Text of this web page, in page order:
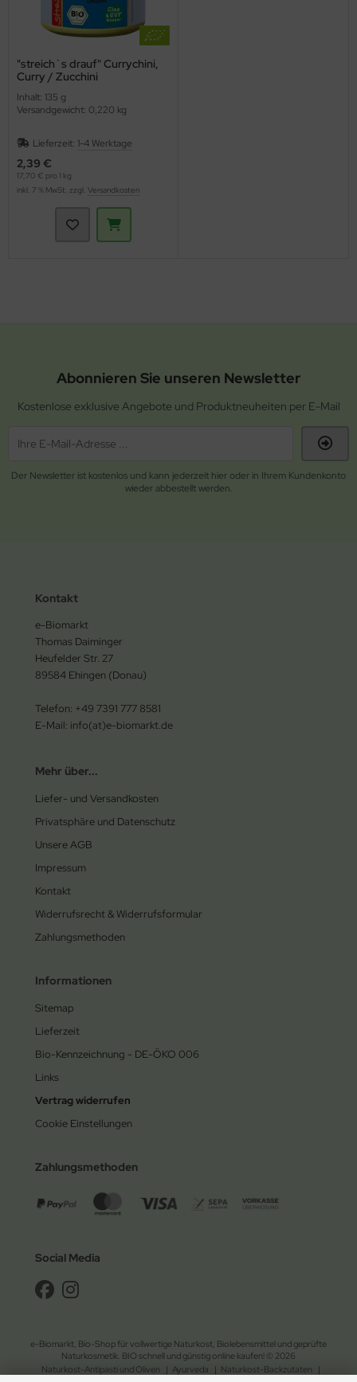
"streich`s drauf" Currychini,
Curry / Zucchini
Inhalt: 135 g
Versandgewicht: 0,220 kg
Lieferzeit: 1-4 Werktage
2,39 €
17,70 € pro 1 kg
inkl. 7 % MwSt. zzgl. Versandkosten
Abonnieren Sie unseren Newsletter
Kostenlose exklusive Angebote und Produktneuheiten per E-Mail
Der Newsletter ist kostenlos und kann jederzeit hier oder in Ihrem Kundenkonto
wieder abbestellt werden.
Kontakt
e-Biomarkt
Thomas Daiminger
Heufelder Str. 27
89584 Ehingen (Donau)
Telefon: +49 7391 777 8581
E-Mail: info(at)e-biomarkt.de
Mehr über...
Liefer- und Versandkosten
Privatsphäre und Datenschutz
Unsere AGB
Impressum
Kontakt
Widerrufsrecht & Widerrufsformular
Zahlungsmethoden
Informationen
Sitemap
Lieferzeit
Bio-Kennzeichnung - DE-ÖKO 006
Links
Vertrag widerrufen
Cookie Einstellungen
Zahlungsmethoden
Social Media
e-Biomarkt, Bio-Shop für vollwertige Naturkost, Biolebensmittel und geprüfte
Naturkosmetik. BIO schnell und günstig online kaufen! © 2026
Naturkost-Antipasti und Oliven
| Ayurveda | Naturkost-Backzutaten
|